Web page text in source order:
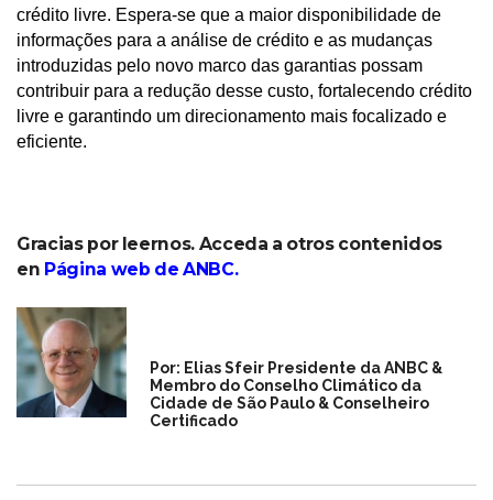
crédito livre. Espera-se que a maior disponibilidade de
informações para a análise de crédito e as mudanças
introduzidas pelo novo marco das garantias possam
contribuir para a redução desse custo, fortalecendo crédito
livre e garantindo um direcionamento mais focalizado e
eficiente.
Gracias por leernos. Acceda a otros contenidos
en Página web de ANBC.
Por: Elias Sfeir Presidente da ANBC &
Membro do Conselho Climático da
Cidade de São Paulo & Conselheiro
Certificado